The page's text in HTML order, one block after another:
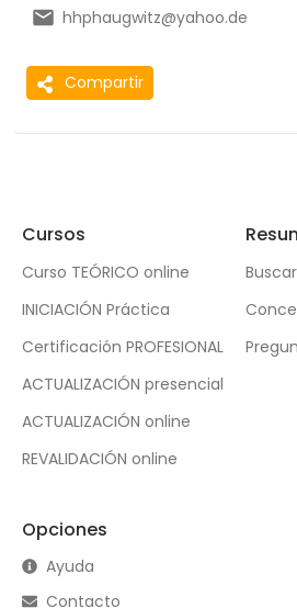
hhphaugwitz@yahoo.de
Compartir
Cursos
Curso TEÓRICO online
INICIACIÓN Práctica
Certificación PROFESIONAL
ACTUALIZACIÓN presencial
ACTUALIZACIÓN online
REVALIDACIÓN online
Opciones
Ayuda
Contacto